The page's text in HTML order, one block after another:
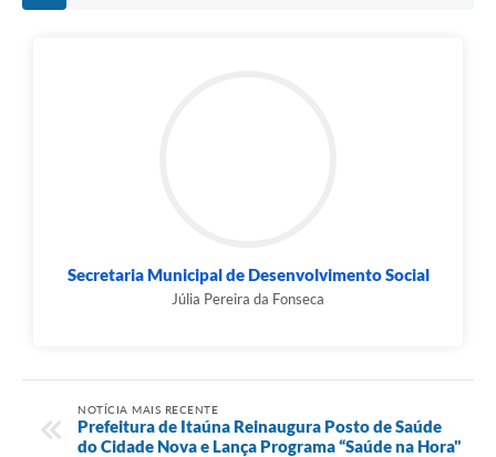
Secretaria Municipal de Desenvolvimento Social
Júlia Pereira da Fonseca
NOTÍCIA MAIS RECENTE
Prefeitura de Itaúna Reinaugura Posto de Saúde
do Cidade Nova e Lança Programa “Saúde na Hora"